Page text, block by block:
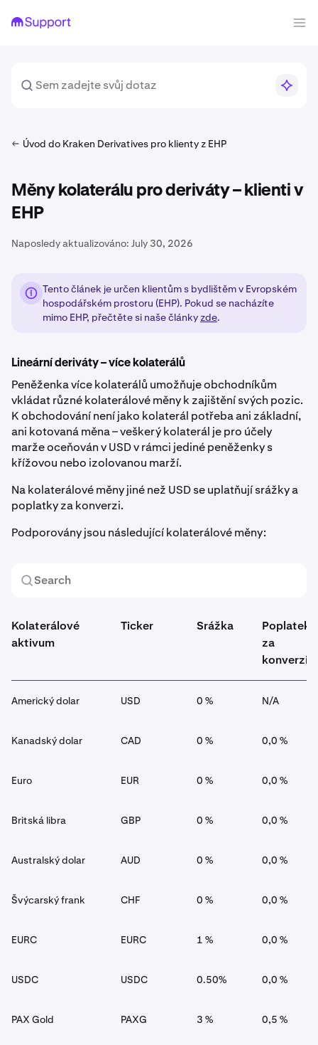
Úvod do Kraken Derivatives pro klienty z EHP
Měny kolaterálu pro deriváty – klienti v
EHP
Naposledy aktualizováno: July 30, 2026
Tento článek je určen klientům s bydlištěm v Evropském
hospodářském prostoru (EHP). Pokud se nacházíte
mimo EHP, přečtěte si naše články zde.
Lineární deriváty – více kolaterálů
Peněženka více kolaterálů umožňuje obchodníkům
vkládat různé kolaterálové měny k zajištění svých pozic.
K obchodování není jako kolaterál potřeba ani základní,
ani kotovaná měna – veškerý kolaterál je pro účely
marže oceňován v USD v rámci jediné peněženky s
křížovou nebo izolovanou marží.
Na kolaterálové měny jiné než USD se uplatňují srážky a
poplatky za konverzi.
Podporovány jsou následující kolaterálové měny:
Kolaterálové
aktivum
Ticker Srážka
Poplatek
za
konverzi
Americký dolar USD 0 % N/A
Kanadský dolar CAD 0 % 0,0 %
Euro EUR 0 % 0,0 %
Britská libra GBP 0 % 0,0 %
Australský dolar AUD 0 % 0,0 %
Švýcarský frank CHF 0 % 0,0 %
EURC EURC 1 % 0,0 %
USDC USDC 0.50% 0,0 %
PAX Gold PAXG 3 % 0,5 %